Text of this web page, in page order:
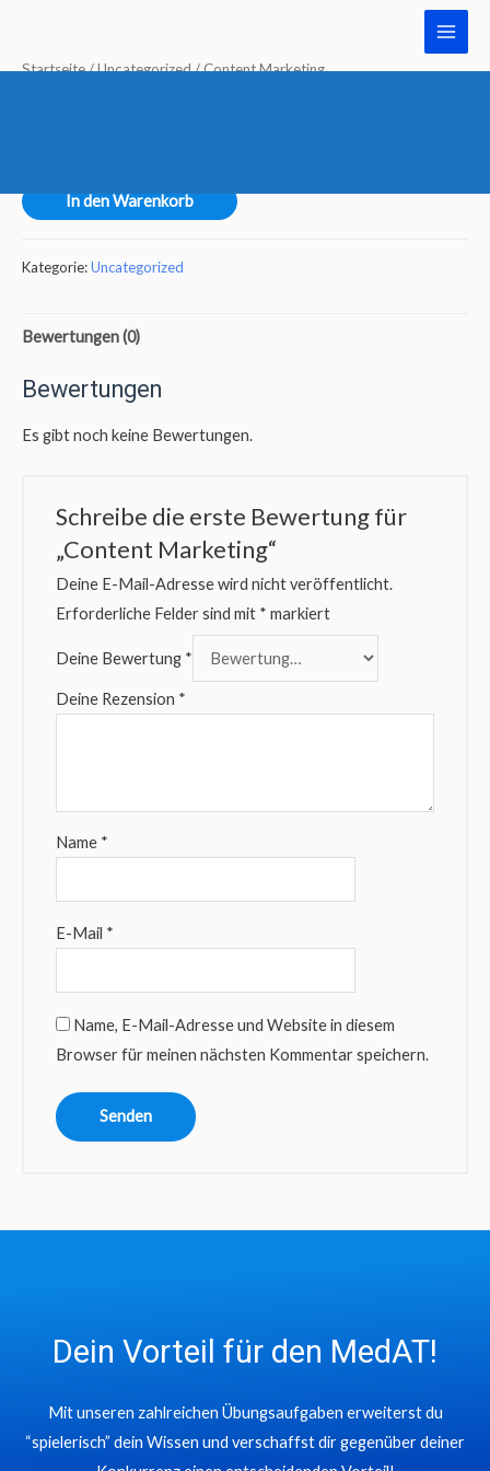
Startseite/Uncategorized/ Content Marketing
In den Warenkorb
Kategorie:Uncategorized
Bewertungen (0)
Bewertungen
Es gibt noch keine Bewertungen.
Schreibe die erste Bewertung für
„Content Marketing“
Deine E-Mail-Adresse wird nicht veröffentlicht.
Erforderliche Felder sind mit * markiert
Deine Bewertung *
Deine Rezension *
Name *
E-Mail *
Name, E-Mail-Adresse und Website in diesem
Browser für meinen nächsten Kommentar speichern.
Dein Vorteil für den MedAT!
Mit unseren zahlreichen Übungsaufgaben erweiterst du
“spielerisch” dein Wissen und verschaffst dir gegenüber deiner